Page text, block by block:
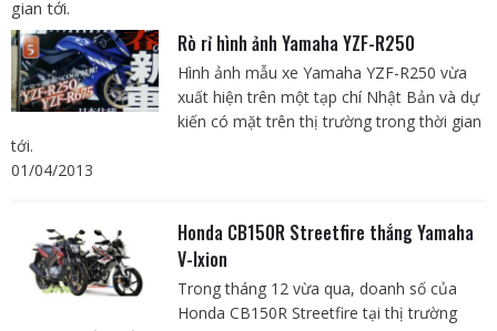
gian tới.
Rò rỉ hình ảnh Yamaha YZF-R250
Hình ảnh mẫu xe Yamaha YZF-R250 vừa
xuất hiện trên một tạp chí Nhật Bản và dự
kiến có mặt trên thị trường trong thời gian
tới.
01/04/2013
Honda CB150R Streetfire thắng Yamaha
V-Ixion
Trong tháng 12 vừa qua, doanh số của
Honda CB150R Streetfire tại thị trường